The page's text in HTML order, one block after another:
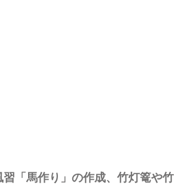
「馬作り」の作成、竹灯篭や竹